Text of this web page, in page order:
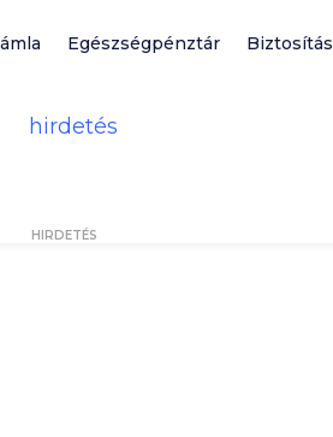
Egészségpénztár Biztosítás
HIRDETÉS